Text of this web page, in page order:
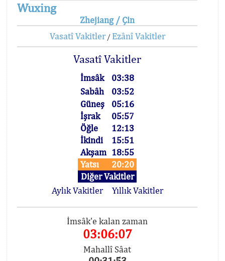
Wuxing
Zhejiang / Çin
Vasatî Vakitler/ Ezânî Vakitler
Vasatî Vakitler
İmsâk
03:38
Sabâh
03:52
Güneş
05:16
İşrak
05:57
Öğle
12:13
İkindi
15:51
Akşam 18:55
Yatsı
20:20
Diğer Vakitler
Aylık Vakitler
Yıllık Vakitler
İmsâk'e kalan zaman
03:06:07
Mahallî Sâat